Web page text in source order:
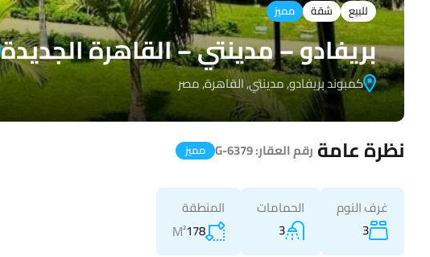
للبيع شقة مميز
بريفادو – مدينتي – القاهرة الجديدة
كمبوند بريفادو, مدينتي, القاهرة, مصر
نظرة عامة رقم العقار:G-6379 مميز
غرف النوم
3
الحمامات
3
المنطقة
178
M²